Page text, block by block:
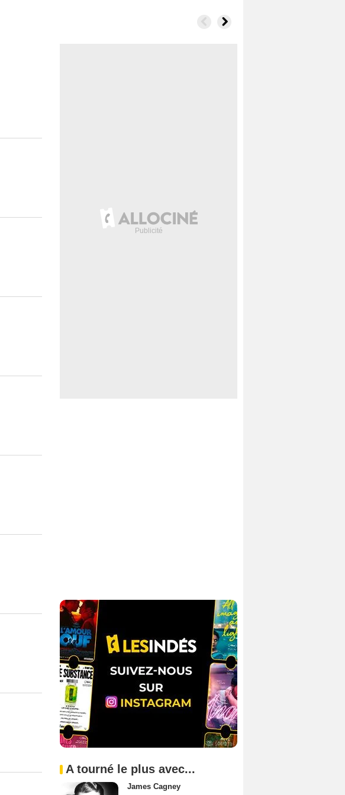
A tourné le plus avec...
James Cagney